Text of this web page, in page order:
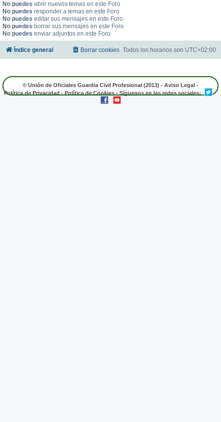
No puedes abrir nuevos temas en este Foro
No puedes responder a temas en este Foro
No puedes editar sus mensajes en este Foro
No puedes borrar sus mensajes en este Foro
No puedes enviar adjuntos en este Foro
Índice general Todos los horarios son UTC+02:00
Borrar cookies
© Unión de Oficiales Guardia Civil Profesional (2013) - Aviso Legal -
Política de Privacidad-Política de Cookies- Síguenos en las redes sociales: